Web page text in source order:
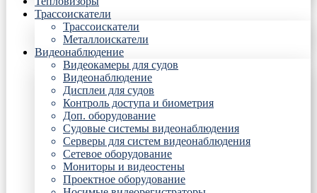
Трассоискатели
Трассоискатели
Металлоискатели
Видеонаблюдение
Видеокамеры для судов
Видеонаблюдение
Дисплеи для судов
Контроль доступа и биометрия
Доп. оборудование
Судовые системы видеонаблюдения
Серверы для систем видеонаблюдения
Сетевое оборудование
Мониторы и видеостены
Проектное оборудование